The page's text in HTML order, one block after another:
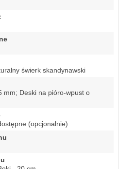
świerk skandynawski
mm; Deski na pióro-wpust o
(opcjonalnie)